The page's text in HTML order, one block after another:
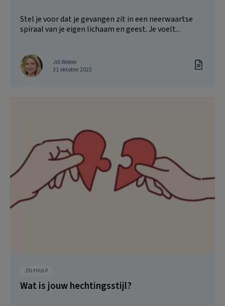
Stel je voor dat je gevangen zit in een neerwaartse
spiraal van je eigen lichaam en geest. Je voelt...
Jill Weber
31 oktober 2023
ZELFHULP
Wat is jouw hechtingsstijl?